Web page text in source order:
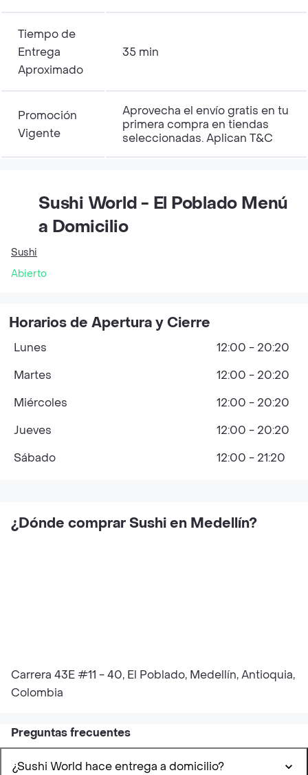
Tiempo de
Entrega
Aproximado
35 min
Promoción
Vigente
Aprovecha el envío gratis en tu
primera compra en tiendas
seleccionadas. Aplican T&C
Sushi World - El Poblado Menú
a Domicilio
Sushi
Abierto
¿Dónde comprar Sushi en Medellín?
Carrera 43E #11 - 40, El Poblado, Medellín, Antioquia,
Colombia
Horarios de Apertura y Cierre
Lunes
12:00 - 20:20
Martes
12:00 - 20:20
Miércoles
12:00 - 20:20
Jueves
12:00 - 20:20
Sábado
12:00 - 21:20
Preguntas frecuentes
¿Sushi World hace entrega a domicilio?